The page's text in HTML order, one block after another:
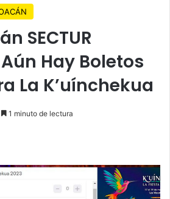
SECTUR
Hay Boletos
La K’uínchekua
1 minuto de lectura